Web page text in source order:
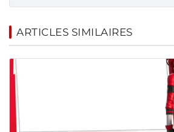
ARTICLES SIMILAIRES